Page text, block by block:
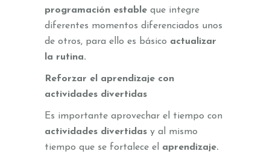
programación estable que integre
diferentes momentos diferenciados unos
de otros, para ello es básico actualizar
la rutina.
Reforzar el aprendizaje con
actividades divertidas
Es importante aprovechar el tiempo con
actividades divertidas y al mismo
tiempo que se fortalece el aprendizaje.